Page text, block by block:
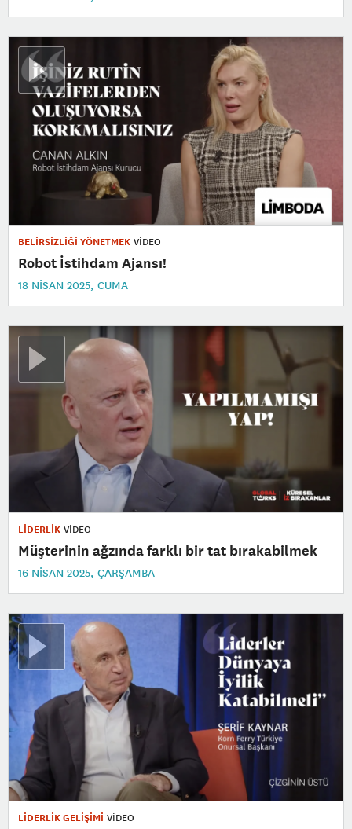
BELİRSİZLİĞİ YÖNETMEK VİDEO
Robot İstihdam Ajansı!
18 NISAN 2025, CUMA
LİDERLİK VİDEO
Müşterinin ağzında farklı bir tat bırakabilmek
16 NISAN 2025, ÇARŞAMBA
LİDERLİK GELİŞİMİ VİDEO